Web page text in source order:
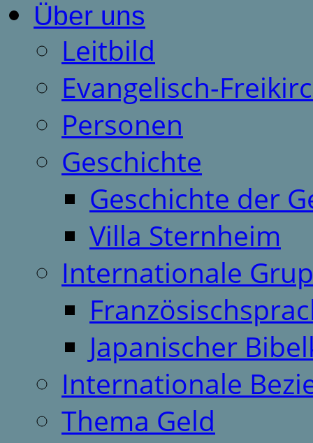
Über uns
Leitbild
Evangelisch-
Personen
Geschichte
Geschichte der
Villa Sternheim
Internationale
Japanischer
Internationale
Thema Geld